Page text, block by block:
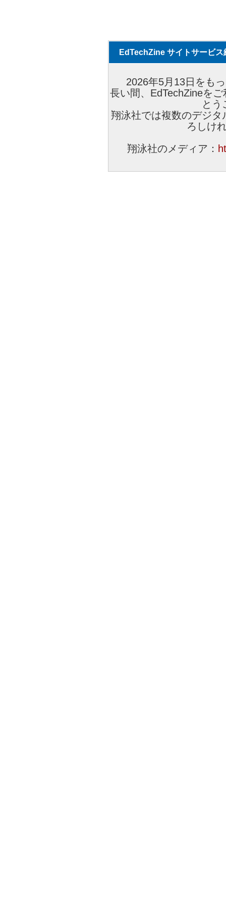
EdTechZine サイトサービス
2026年5月13日をも
長い間、EdTechZineを
とう
翔泳社では複数のデジ
ろしけ
翔泳社のメディア：